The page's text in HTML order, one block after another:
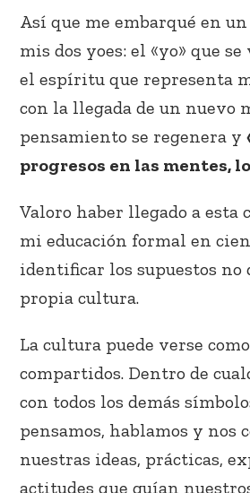
Así que me embarqué en
mis dos yoes: el «yo» que
el espíritu que representa
con la llegada de un nuevo
pensamiento se regenera y
progresos en las mentes,
Valoro haber llegado a esta
mi educación formal en
identificar los supuestos
propia cultura.
La cultura puede verse
compartidos. Dentro de
con todos los demás
pensamos, hablamos y nos
nuestras ideas, prácticas,
actitudes que guían